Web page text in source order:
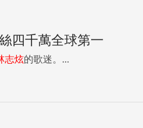
四千萬全球第一
志炫的歌迷。...